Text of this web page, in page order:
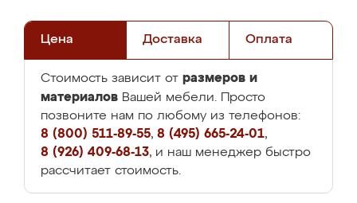
Цена Доставка Оплата
Стоимость зависит от размеров и
материалов Вашей мебели. Просто
позвоните нам по любому из телефонов:
8 (800) 511-89-55, 8 (495) 665-24-01,
8 (926) 409-68-13, и наш менеджер быстро
рассчитает стоимость.